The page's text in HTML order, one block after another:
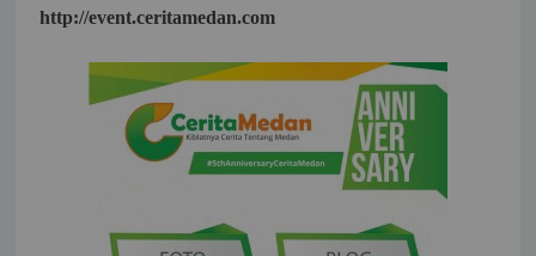
http://event.ceritamedan.com